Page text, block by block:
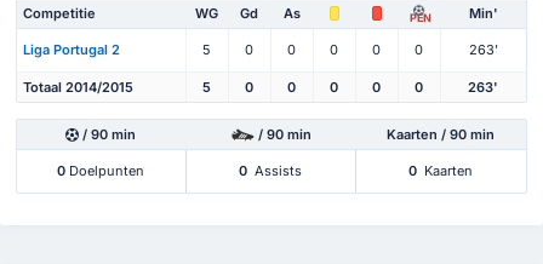
Competitie WG Gd As PEN Min'
Liga Portugal 2 5 0 0 0 0 0 263'
Totaal 2014/2015 5 0 0 0 0 0 263'
/ 90 min / 90 min Kaarten / 90 min
0 Doelpunten 0 Assists 0 Kaarten